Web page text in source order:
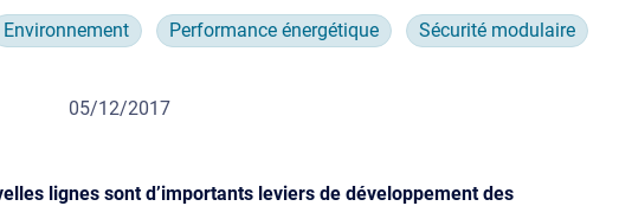
Environnement Performance énergétique Sécurité modulaire
05/12/2017
lignes sont d’importants leviers de développement des